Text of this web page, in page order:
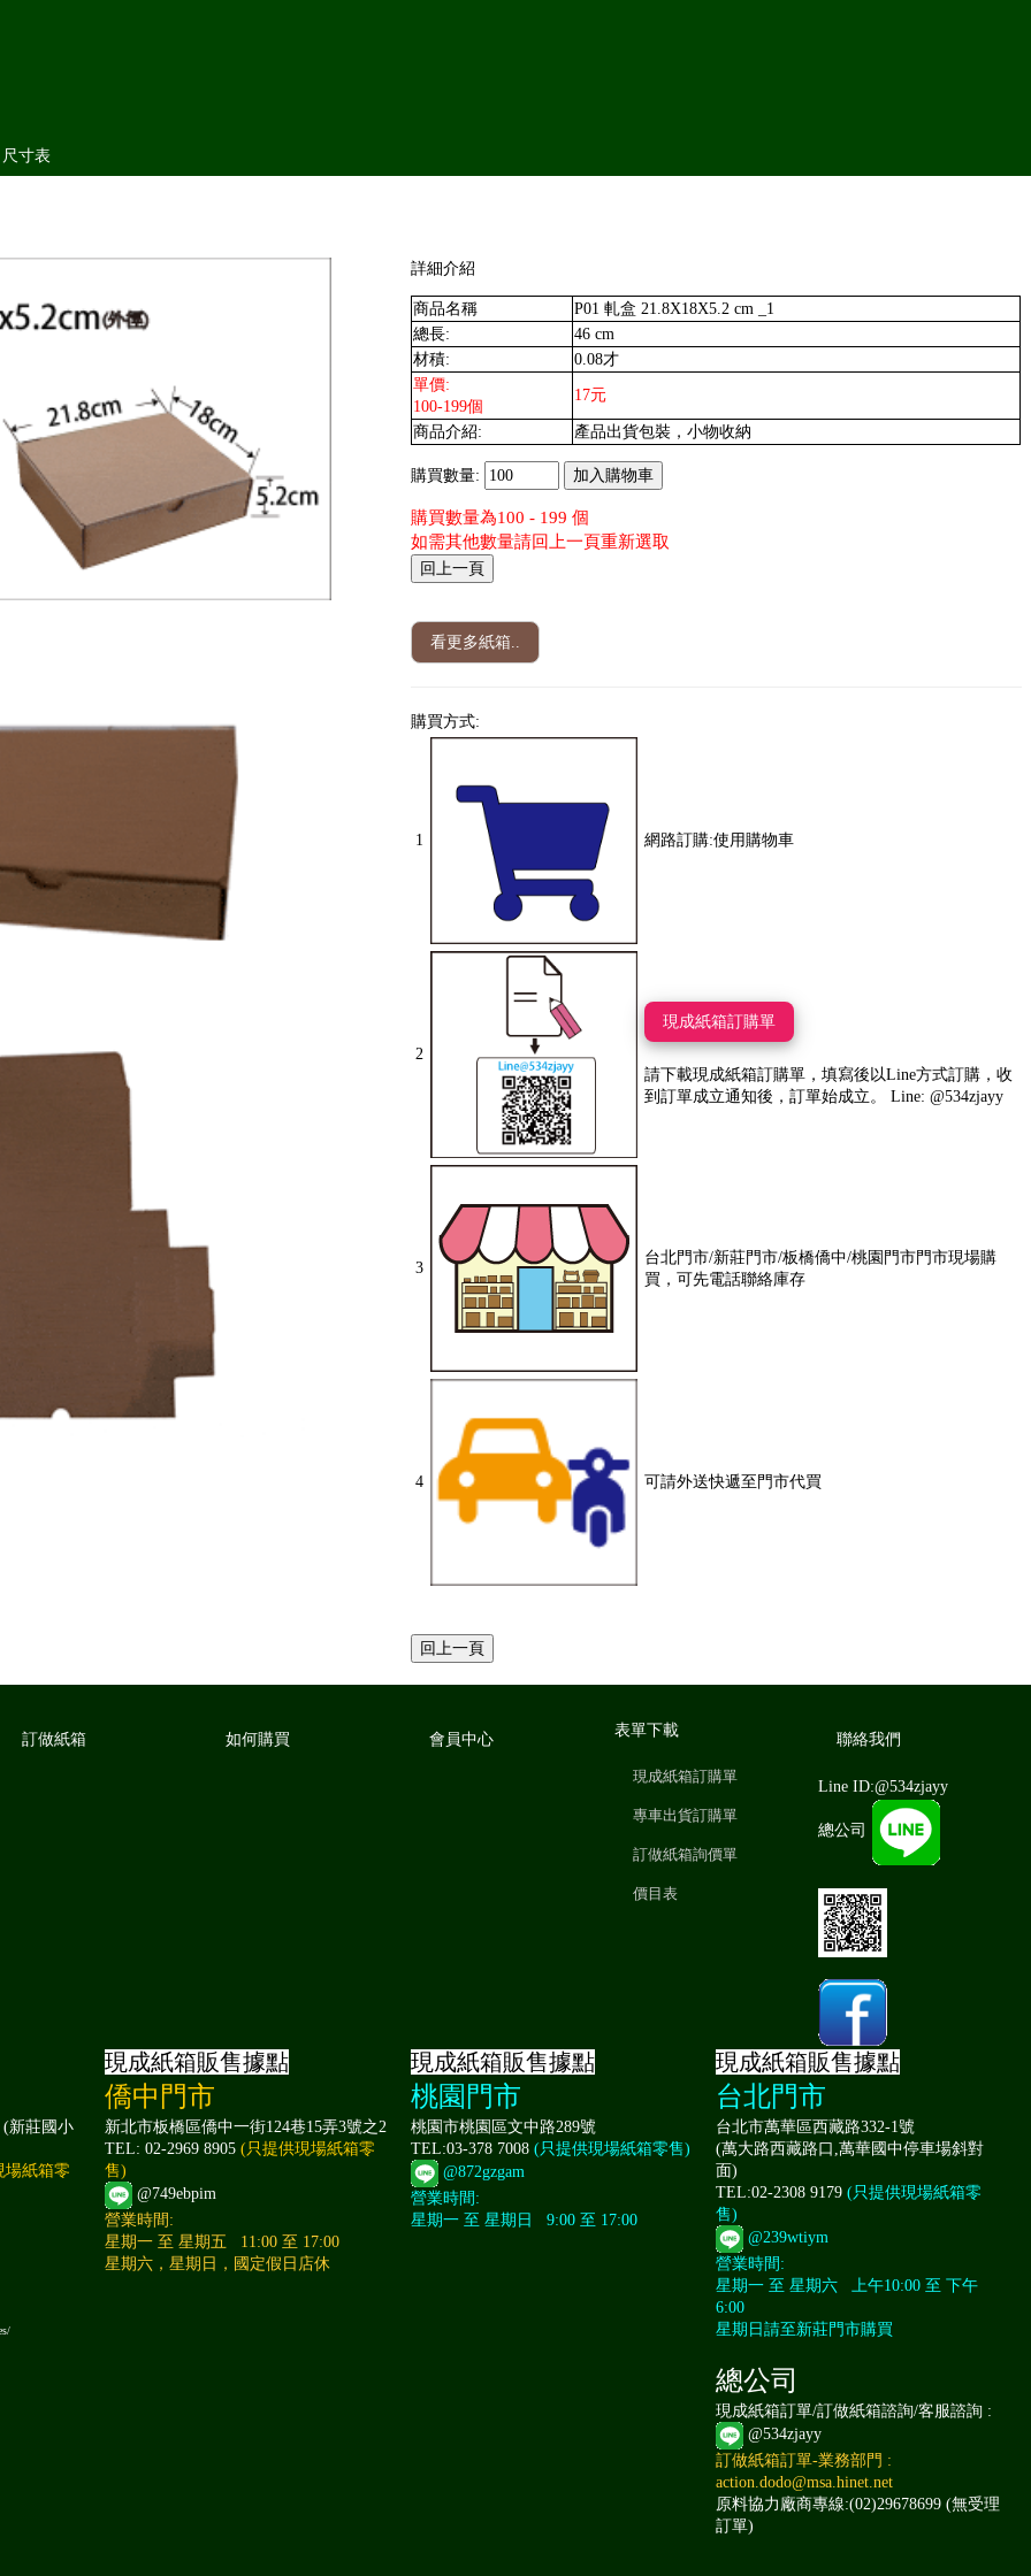
尺寸表
詳細介紹
商品名稱
P01 軋盒 21.8X18X5.2 cm _1
總長:
46 cm
材積:
0.08才
單價:
100-199個
17元
商品介紹: 產品出貨包裝，小物收納
購買數量:
購買數量為100 - 199 個
如需其他數量請回上一頁重新選取
看更多紙箱..
購買方式:
1 網路訂購:使用購物車
2
現成紙箱訂購單
請下載現成紙箱訂購單，填寫後以Line方式訂購，收
到訂單成立通知後，訂單始成立。 Line: @534zjayy
3
台北門市/新莊門市/板橋僑中/桃園門市門市現場購
買，可先電話聯絡庫存
4 可請外送快遞至門市代買
訂做紙箱 如何購買 會員中心
表單下載
現成紙箱訂購單
專車出貨訂購單
訂做紙箱詢價單
價目表
聯絡我們
Line ID:@534zjayy
總公司
(新莊國小
場紙箱零
現成紙箱販售據點
僑中門市
新北市板橋區僑中一街124巷15弄3號之2
TEL: 02-2969 8905(只提供現場紙箱零
售)
@749ebpim
營業時間:
星期一 至 星期五 11:00 至 17:00
星期六，星期日，國定假日店休
現成紙箱販售據點
桃園門市
桃園市桃園區文中路289號
TEL:03-378 7008 (只提供現場紙箱零售)
@872gzgam
營業時間:
星期一 至 星期日 9:00 至 17:00
現成紙箱販售據點
台北門市
台北市萬華區西藏路332-1號
(萬大路西藏路口,萬華國中停車場斜對
面)
TEL:02-2308 9179(只提供現場紙箱零
售)
@239wtiym
營業時間:
星期一 至 星期六 上午10:00 至 下午
6:00
星期日請至新莊門市購買
總公司
現成紙箱訂單/訂做紙箱諮詢/客服諮詢 :
@534zjayy
訂做紙箱訂單-業務部門 :
action.dodo@msa.hinet.net
原料協力廠商專線:(02)29678699 (無受理
訂單)